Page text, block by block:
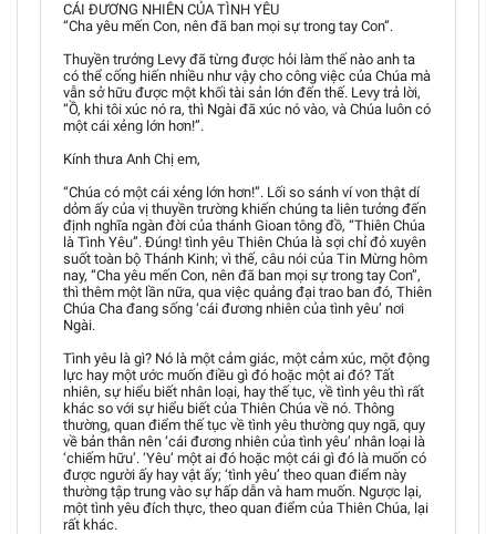
CÁI ĐƯƠNG NHIÊN CỦA TÌNH YÊU
“Cha yêu mến Con, nên đã ban mọi sự trong tay Con”.
Thuyền trưởng Levy đã từng được hỏi làm thế nào anh ta
có thể cống hiến nhiều như vậy cho công việc của Chúa mà
vẫn sở hữu được một khối tài sản lớn đến thế. Levy trả lời,
“Ồ, khi tôi xúc nó ra, thì Ngài đã xúc nó vào, và Chúa luôn có
một cái xẻng lớn hơn!”.
Kính thưa Anh Chị em,
“Chúa có một cái xẻng lớn hơn!”. Lối so sánh ví von thật dí
dỏm ấy của vị thuyền trường khiến chúng ta liên tưởng đến
định nghĩa ngàn đời của thánh Gioan tông đồ, “Thiên Chúa
là Tình Yêu”. Đúng! tình yêu Thiên Chúa là sợi chỉ đỏ xuyên
suốt toàn bộ Thánh Kinh; vì thế, câu nói của Tin Mừng hôm
nay, “Cha yêu mến Con, nên đã ban mọi sự trong tay Con”,
thì thêm một lần nữa, qua việc quảng đại trao ban đó, Thiên
Chúa Cha đang sống ‘cái đương nhiên của tình yêu’ nơi
Ngài.
Tình yêu là gì? Nó là một cảm giác, một cảm xúc, một động
lực hay một ước muốn điều gì đó hoặc một ai đó? Tất
nhiên, sự hiểu biết nhân loại, hay thế tục, về tình yêu thì rất
khác so với sự hiểu biết của Thiên Chúa về nó. Thông
thường, quan điểm thế tục về tình yêu thường quy ngã, quy
về bản thân nên ‘cái đương nhiên của tình yêu’ nhân loại là
‘chiếm hữu’. ‘Yêu’ một ai đó hoặc một cái gì đó là muốn có
được người ấy hay vật ấy; ‘tình yêu’ theo quan điểm này
thường tập trung vào sự hấp dẫn và ham muốn. Ngược lại,
một tình yêu đích thực, theo quan điểm của Thiên Chúa, lại
rất khác.